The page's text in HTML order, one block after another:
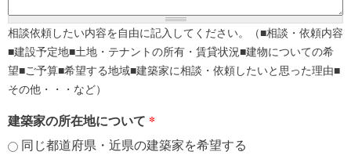
相談依頼したい内容を自由に記入してください。（■相談・依頼内容
■建設予定地■土地・テナントの所有・賃貸状況■建物についての希
望■ご予算■希望する地域■建築家に相談・依頼したいと思った理由■
その他・・・など）
建築家の所在地について *
同じ都道府県・近県の建築家を希望する